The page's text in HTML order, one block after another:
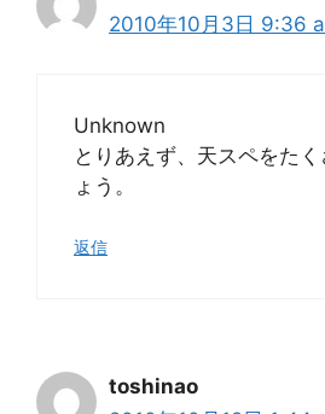
2010年10月3日 9:36
Unknown
とりあえず、天スペをた
ょう。
返信
toshinao